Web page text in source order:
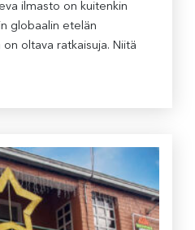
ilmasto on kuitenkin
globaalin etelän
oltava ratkaisuja. Niitä